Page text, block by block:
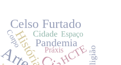
Arte
História
Celso Furtado
Pandemia
HCTE
Cidade
Corpo
Espaço
Práxis